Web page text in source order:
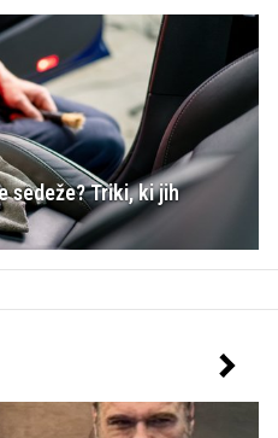
sedeže? Triki, ki jih